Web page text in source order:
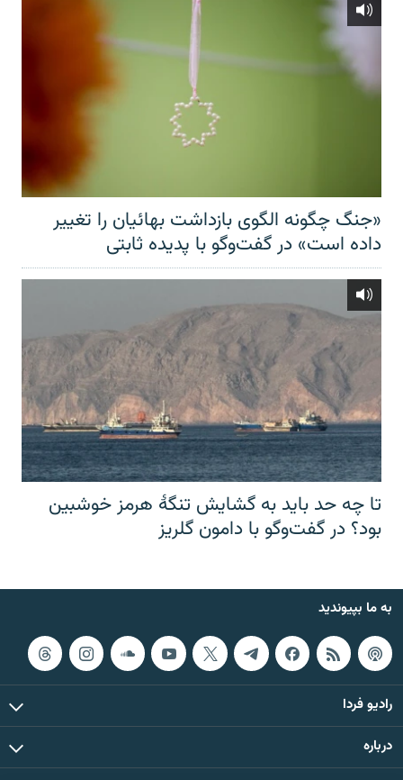
«جنگ چگونه الگوی بازداشت بهائیان را تغییر
داده است» در گفت‌وگو با پدیده ثابتی
تا چه حد باید به گشایش تنگهٔ هرمز خوشبین
بود؟ در گفت‌وگو با دامون گلریز
به ما بپیوندید
رادیو فردا
درباره